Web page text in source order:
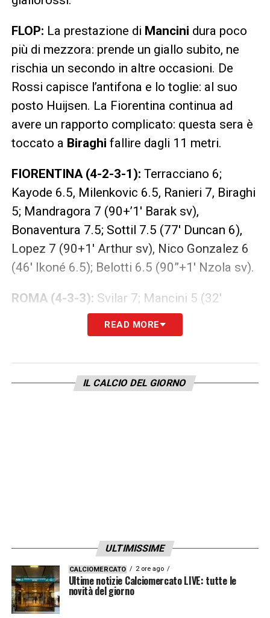
FLOP: La prestazione di Mancini dura poco
più di mezzora: prende un giallo subito, ne
rischia un secondo in altre occasioni. De
Rossi capisce l’antifona e lo toglie: al suo
posto Huijsen. La Fiorentina continua ad
avere un rapporto complicato: questa sera è
toccato a Biraghi fallire dagli 11 metri.
FIORENTINA (4-2-3-1): Terracciano 6;
Kayode 6.5, Milenkovic 6.5, Ranieri 7, Biraghi
5; Mandragora 7 (90+’1′ Barak sv),
Bonaventura 7.5; Sottil 7.5 (77′ Duncan 6),
Lopez 7 (90+1′ Arthur sv), Nico Gonzalez 6
(46′ Ikoné 6.5); Belotti 6.5 (90”+1′ Nzola sv).
ROMA (4-3-3): Svilar 7; Mancini 5 (32′
Huijsen 5.5), Llorente 7, Ndicka 5.5, Angelino
6.5 (79′ Spinazzola sv); Cristante 5.5,
Dybala 7 (73′ Baldanzi 6), Lukaku 5.5, El
Shaarawy 5.5 (73′ Zalewski 6).
READ MORE
IL CALCIO DEL GIORNO
ULTIMISSIME
CALCIOMERCATO 2 ore ago
Ultime notizie Calciomercato LIVE: tutte le
novità del giorno